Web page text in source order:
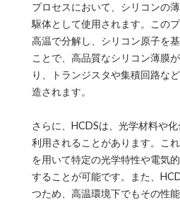
プロセスにおいて、シリコンの
駆体として使用されます。この
高温で分解し、シリコン原子を
ことで、高品質なシリコン薄膜
り、トランジスタや集積回路な
造されます。
さらに、HCDSは、光学材料や
利用されることがあります。こ
を用いて特定の光学特性や電気
することが可能です。また、
つため、高温環境下でもその性